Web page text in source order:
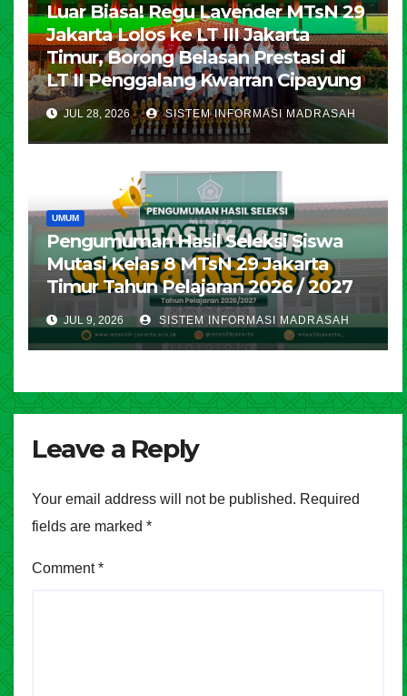
Luar Biasa! Regu Lavender MTsN 29
Jakarta Lolos ke LT III Jakarta
Timur, Borong Belasan Prestasi di
LT II Penggalang Kwarran Cipayung
JUL 28, 2026 SISTEM INFORMASI MADRASAH
UMUM
Pengumuman Hasil Seleksi Siswa
Mutasi Kelas 8 MTsN 29 Jakarta
Timur Tahun Pelajaran 2026 / 2027
JUL 9, 2026 SISTEM INFORMASI MADRASAH
Leave a Reply
Your email address will not be published. Required
fields are marked *
Comment*